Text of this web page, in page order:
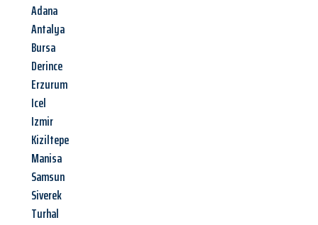
Adana
Antalya
Bursa
Derince
Erzurum
Icel
Izmir
Kiziltepe
Manisa
Samsun
Siverek
Turhal